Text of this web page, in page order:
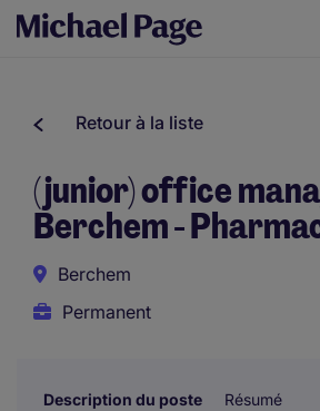
Retour à la liste
(junior) office
Berchem -
Berchem
Permanent
Description du poste Résumé